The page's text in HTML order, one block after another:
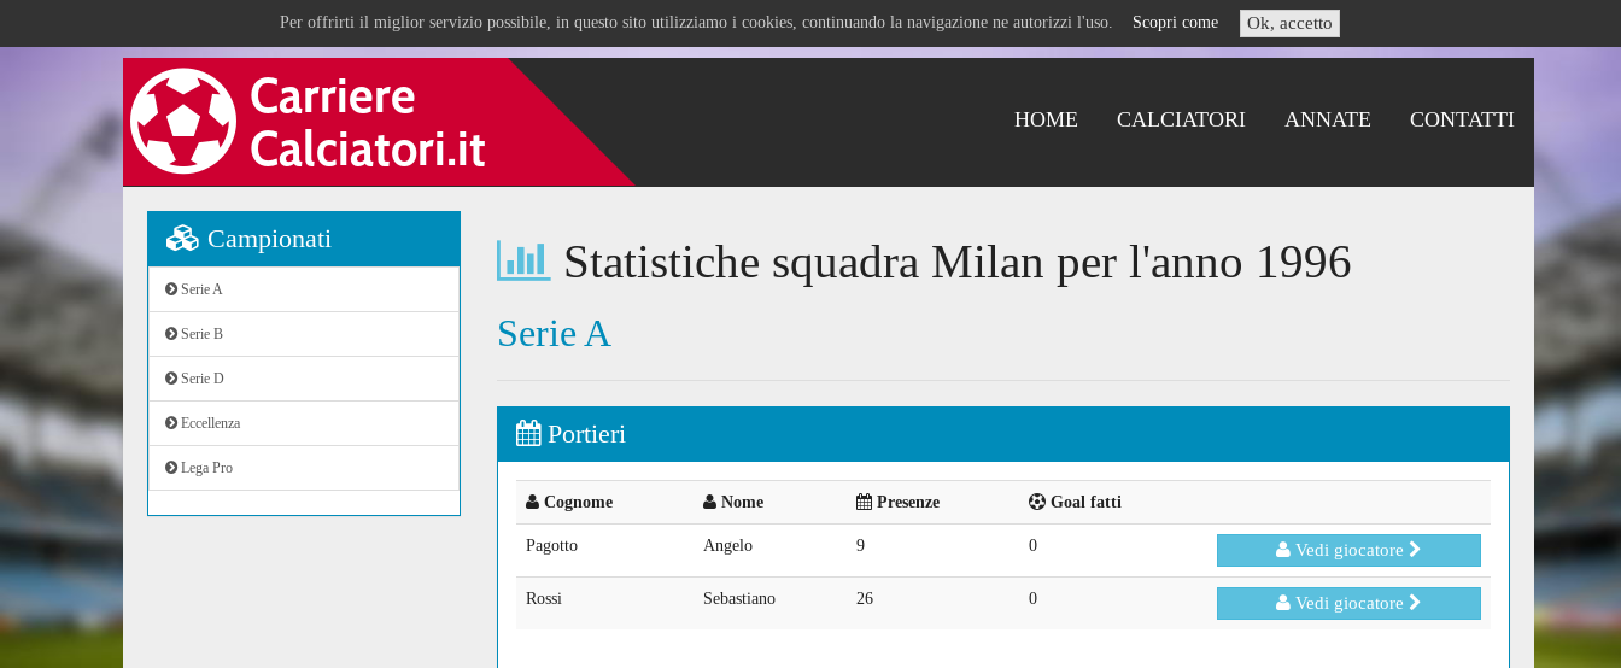
Per offrirti il miglior servizio possibile, in questo sito utilizziamo i cookies, continuando la navigazione ne autorizzi l'uso. Scopri come Ok, accetto
HOME CALCIATORI ANNATE CONTATTI
Campionati
Serie A
Serie B
Serie D
Eccellenza
Lega Pro
Statistiche squadra Milan per l'anno 1996
Serie A
Portieri
Cognome Nome Presenze Goal fatti
Pagotto Angelo 9 0 Vedi giocatore
Rossi Sebastiano 26 0 Vedi giocatore